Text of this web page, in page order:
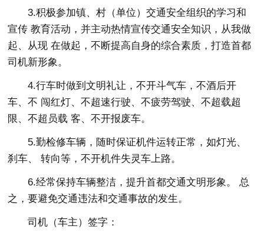
3.积极参加镇、村（单位）交通安全组织的学习和
宣传 教育活动，并主动热情宣传交通安全知识，从我做
起、从现 在做起，不断提高自身的综合素质，打造首都
司机新形象。
4.行车时做到文明礼让，不开斗气车，不酒后开
车、不 闯红灯、不超速行驶、不疲劳驾驶、不超载超
限、不超员载 客、不开报废车。
5.勤检修车辆，随时保证机件运转正常，如灯光、
刹车、 转向等，不开机件失灵车上路。
6.经常保持车辆整洁，提升首都交通文明形象。 总
之，要避免交通违法和交通事故的发生。
司机（车主）签字：